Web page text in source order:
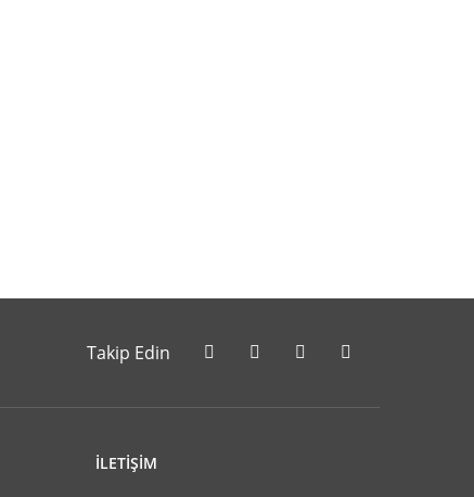
Takip Edin
İLETİŞİM